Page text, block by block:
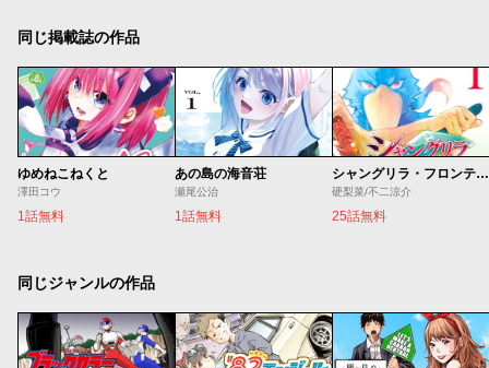
同じ掲載誌の作品
ゆめねこねくと
澤田コウ
1話無料
あの島の海音荘
瀬尾公治
1話無料
シャングリラ・フロンティア
硬梨菜/不二涼介
25話無料
同じジャンルの作品